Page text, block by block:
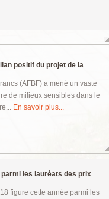
positif du projet de la
(AFBF) a mené un vaste
de milieux sensibles dans le
En savoir plus...
les lauréats des prix
figure cette année parmi les